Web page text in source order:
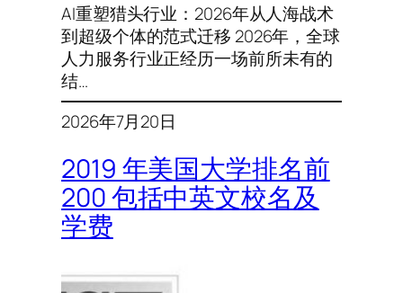
AI重塑猎头行业：2026年从人海战术
到超级个体的范式迁移 2026年，全球
人力服务行业正经历一场前所未有的
结…
2026年7月20日
2019 年美国大学排名前
200 包括中英文校名及
学费